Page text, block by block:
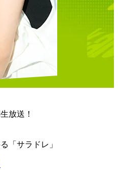
放送！
「サラドレ」